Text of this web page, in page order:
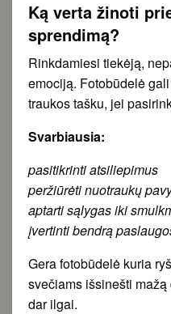
Ką verta žinoti
sprendimą?
Rinkdamiesi tiekėją,
emociją. Fotobūdelė
traukos tašku, jei
Svarbiausia:
pasitikrinti atsiliepimus
peržiūrėti nuotraukų
aptarti sąlygas iki
įvertinti bendrą
Gera fotobūdelė kuria
svečiams išsinešti
dar ilgai.